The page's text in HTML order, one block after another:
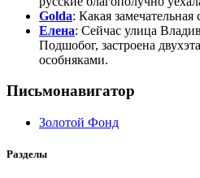
Golda: Какая
Елена: Сейчас улица
Подшобог, застроена
особняками.
Письмонавигатор
Золотой Фонд
Разделы